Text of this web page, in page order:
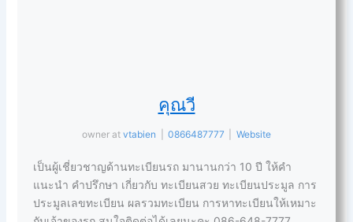
คุณวี
owner at vtabien 0866487777 Website
เป็นผู้เชี่ยวชาญด้านทะเบียนรถ มานานกว่า 10 ปี ให้คำ
แนะนำ คำปรึกษา เกี่ยวกับ ทะเบียนสวย ทะเบียนประมูล การ
ประมูลเลขทะเบียน ผลรวมทะเบียน การหาทะเบียนให้เหมาะ